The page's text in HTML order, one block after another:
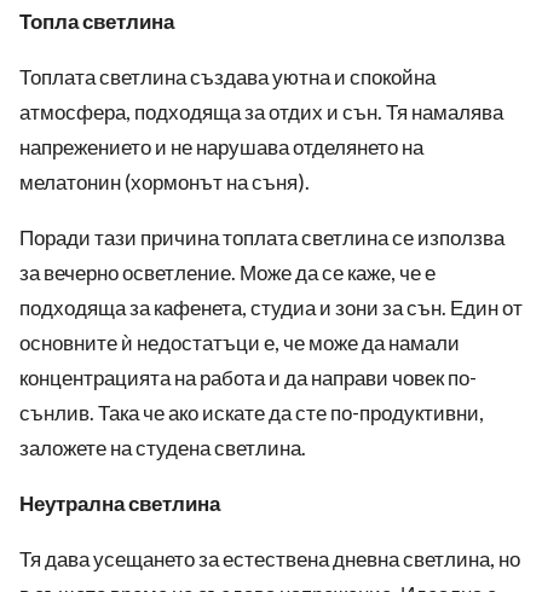
Топла светлина
Топлата светлина създава уютна и спокойна
атмосфера, подходяща за отдих и сън. Тя намалява
напрежението и не нарушава отделянето на
мелатонин (хормонът на съня).
Поради тази причина топлата светлина се използва
за вечерно осветление. Може да се каже, че е
подходяща за кафенета, студиа и зони за сън. Един от
основните ѝ недостатъци е, че може да намали
концентрацията на работа и да направи човек по-
сънлив. Така че ако искате да сте по-продуктивни,
заложете на студена светлина.
Неутрална светлина
Тя дава усещането за естествена дневна светлина, но